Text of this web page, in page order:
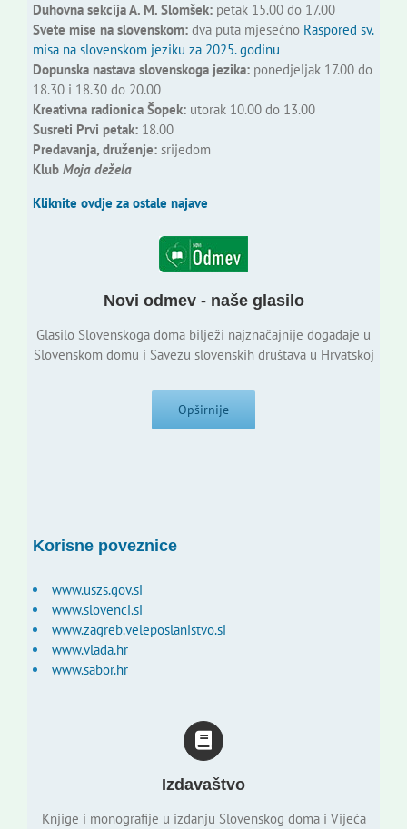
Duhovna sekcija A. M. Slomšek:petak 15.00 do 17.00
Svete mise na slovenskom:dva puta mjesečno Raspored sv.
misa na slovenskom jeziku za 2025. godinu
Dopunska nastava slovenskoga jezika:ponedjeljak 17.00 do
18.30 i 18.30 do 20.00
Kreativna radionica Šopek:utorak 10.00 do 13.00
Susreti Prvi petak:18.00
Predavanja, druženje:srijedom
Klub Moja dežela
Kliknite ovdje za ostale najave
Novi odmev - naše glasilo
Glasilo Slovenskoga doma bilježi najznačajnije događaje u
Slovenskom domu i Savezu slovenskih društava u Hrvatskoj
Opširnije
Korisne poveznice
www.uszs.gov.si
www.slovenci.si
www.zagreb.veleposlanistvo.si
www.vlada.hr
www.sabor.hr
Izdavaštvo
Knjige i monografije u izdanju Slovenskog doma i Vijeća